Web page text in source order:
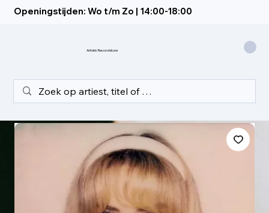
Openingstijden: Wo t/m Zo | 14:00-18:00
Artistic Recordstore